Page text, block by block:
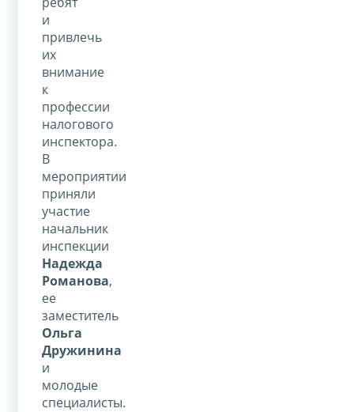
и
привлечь
их
внимание
к
профессии
налогового
инспектора.
В
мероприятии
приняли
участие
начальник
инспекции
Надежда
Романова,
ее
заместитель
Ольга
Дружинина
и
молодые
специалисты.